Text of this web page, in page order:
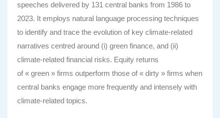
speeches delivered by 131 central banks from 1986 to
2023. It employs natural language processing techniques
to identify and trace the evolution of key climate-related
narratives centred around (i) green finance, and (ii)
climate-related financial risks. Equity returns
of « green » firms outperform those of « dirty » firms when
central banks engage more frequently and intensely with
climate-related topics.